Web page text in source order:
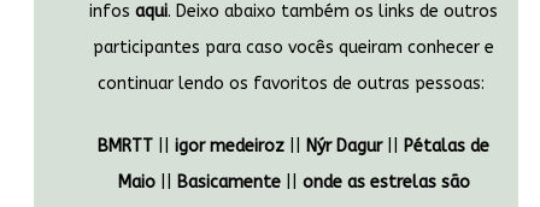
infosaqui. Deixo abaixo também os links de outros
participantes para caso vocês queiram conhecer e
continuar lendo os favoritos de outras pessoas:
BMRTT ||igor medeiroz ||Nýr Dagur||Pétalas de
Maio|| Basicamente|| onde as estrelas são